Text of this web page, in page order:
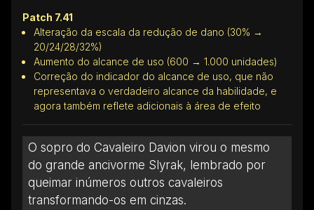
Patch 7.41
Alteração da escala da redução de dano (30% →
20/24/28/32%)
Aumento do alcance de uso (600 → 1.000 unidades)
Correção do indicador do alcance de uso, que não
representava o verdadeiro alcance da habilidade, e
agora também reflete adicionais à área de efeito
O sopro do Cavaleiro Davion virou o mesmo
do grande ancivorme Slyrak, lembrado por
queimar inúmeros outros cavaleiros
transformando-os em cinzas.